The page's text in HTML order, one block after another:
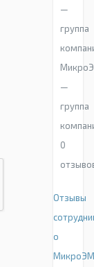
—
группа
0
Отзывы
о